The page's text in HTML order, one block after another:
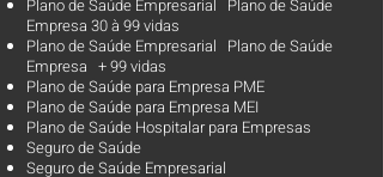
Plano de Saúde Empresarial Plano de Saúde
Empresa 30 à 99 vidas ​
Plano de Saúde Empresarial Plano de Saúde
Empresa + 99 vidas
Plano de Saúde para Empresa PME
Plano de Saúde para Empresa MEI
Plano de Saúde Hospitalar para Empresas
Seguro de Saúde
Seguro de Saúde Empresarial